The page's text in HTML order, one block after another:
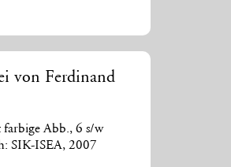
von Ferdinand
farbige Abb., 6 s/w
SIK-ISEA, 2007